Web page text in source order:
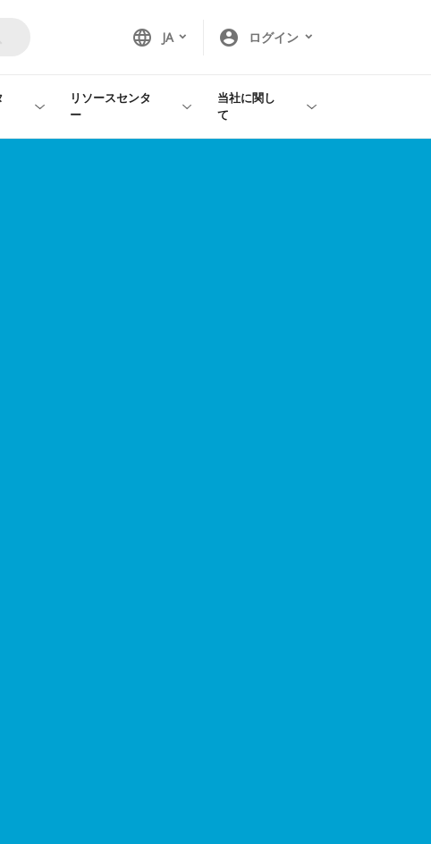
language JA account_circle ログイン
リソースセンタ
ー
当社に関し
て